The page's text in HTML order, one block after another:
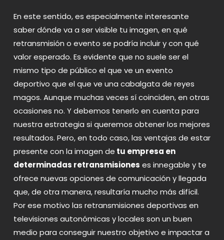
En este sentido, es especialmente interesante
saber dónde va a ser visible tu imagen, en qué
retransmisión o evento se podría incluir y con qué
valor esperado. Es evidente que no suele ser el
mismo tipo de público el que ve un evento
deportivo que el que ve una cabalgata de reyes
magos. Aunque muchas veces sí coinciden, en otras
ocasiones no. Y debemos tenerlo en cuenta para
nuestra estrategia si queremos obtener los mejores
resultados. Pero, en todo caso, las ventajas de estar
presente con la imagen de tu empresa en
determinadas retransmisiones es innegable y te
ofrece nuevas opciones de comunicación y llegada
que, de otra manera, resultaría mucho más difícil.
Por ese motivo las retransmisiones deportivas en
televisiones autonómicas y locales son un buen
medio para conseguir nuestro objetivo e impactar a